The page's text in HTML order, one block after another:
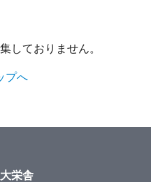
しておりません。
プへ
栄舎